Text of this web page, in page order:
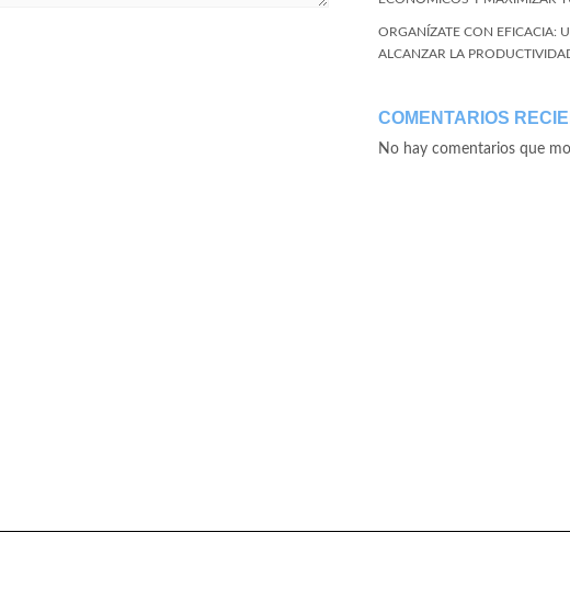
ORGANÍZATE CON EFICACIA:
ALCANZAR LA
COMENTARIOS
No hay comentarios que